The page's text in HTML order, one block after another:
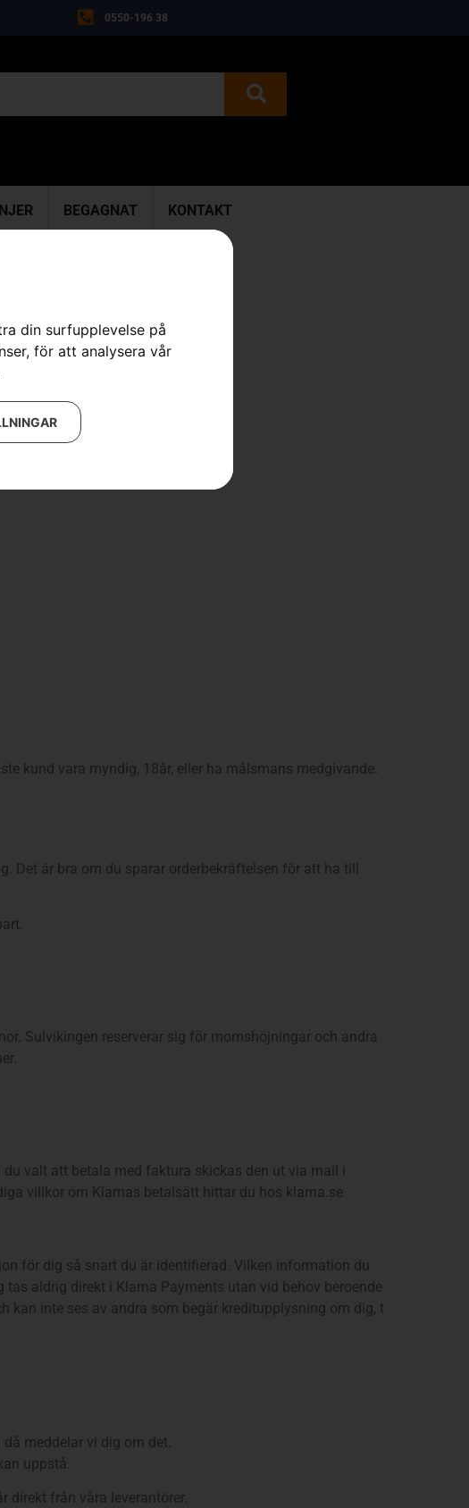
din surfupplevelse på
för att analysera vår
0550-196 38
BEGAGNAT KONTAKT
kund vara myndig, 18år, eller ha målsmans medgivande.
är bra om du sparar orderbekräftelsen för att ha till
Sulvikingen reserverar sig för momshöjningar och andra
valt att betala med faktura skickas den ut via mail i
villkor om Klarnas betalsätt hittar du hos klarna.se
för dig så snart du är identifierad. Vilken information du
aldrig direkt i Klarna Payments utan vid behov beroende
kan inte ses av andra som begär kreditupplysning om dig, t
meddelar vi dig om det.
uppstå.
direkt från våra leverantörer.